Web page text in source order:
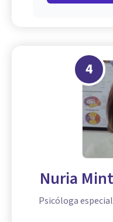
4
Nuria
Psicóloga